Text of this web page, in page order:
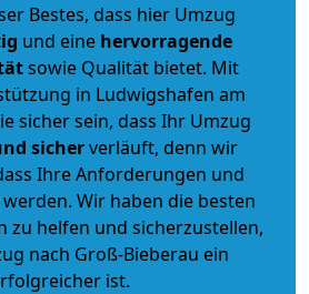
Bestes, dass hier Umzug
und eine hervorragende
sowie Qualität bietet. Mit
in Ludwigshafen am
sicher sein, dass Ihr Umzug
sicherverläuft, denn wir
Ihre Anforderungen und
Wir haben die besten
zu helfen und sicherzustellen,
nach Groß-Bieberau ein
ist.